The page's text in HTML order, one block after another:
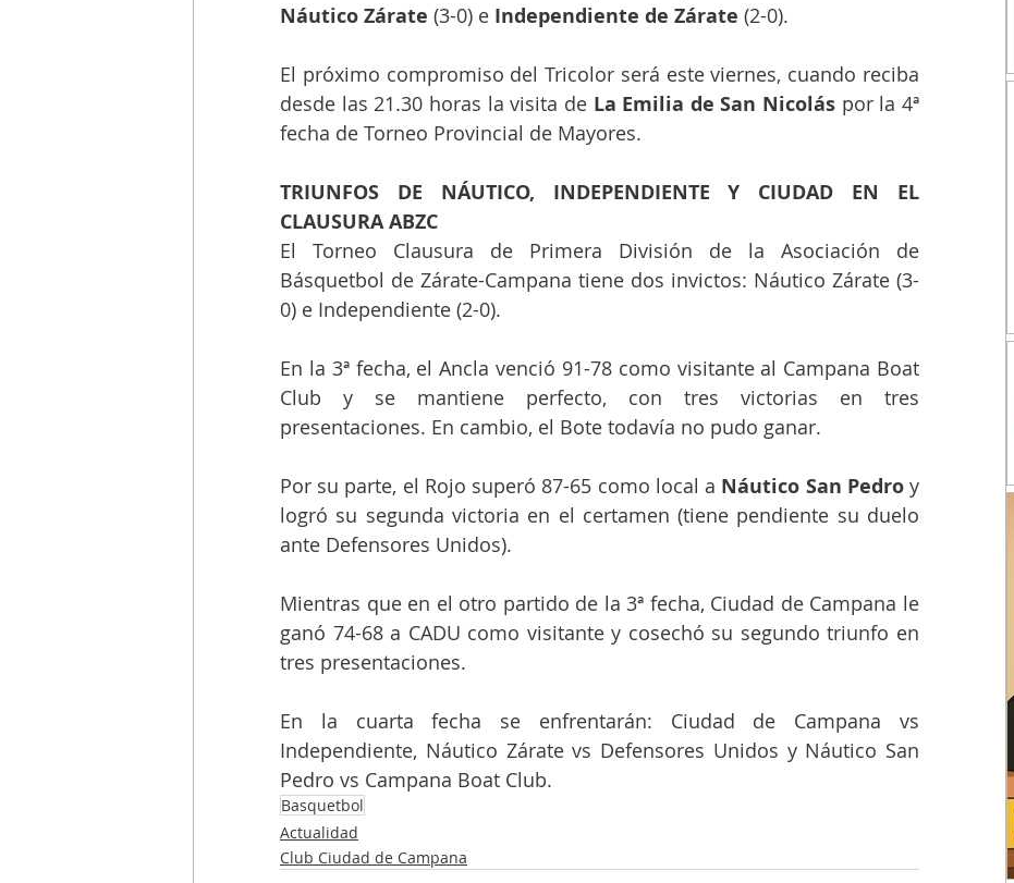
Náutico Zárate (3-0) e Independiente de Zárate (2-0).
El próximo compromiso del Tricolor será este viernes, cuando reciba
desde las 21.30 horas la visita de La Emilia de San Nicolás por la 4ª
fecha de Torneo Provincial de Mayores.
TRIUNFOS DE NÁUTICO, INDEPENDIENTE Y CIUDAD EN EL
CLAUSURA ABZC
El Torneo Clausura de Primera División de la Asociación de
Básquetbol de Zárate-Campana tiene dos invictos: Náutico Zárate (3-
0) e Independiente (2-0).
En la 3ª fecha, el Ancla venció 91-78 como visitante al Campana Boat
Club y se mantiene perfecto, con tres victorias en tres
presentaciones. En cambio, el Bote todavía no pudo ganar.
Por su parte, el Rojo superó 87-65 como local a Náutico San Pedro y
logró su segunda victoria en el certamen (tiene pendiente su duelo
ante Defensores Unidos).
Mientras que en el otro partido de la 3ª fecha, Ciudad de Campana le
ganó 74-68 a CADU como visitante y cosechó su segundo triunfo en
tres presentaciones.
En la cuarta fecha se enfrentarán: Ciudad de Campana vs
Independiente, Náutico Zárate vs Defensores Unidos y Náutico San
Pedro vs Campana Boat Club.
Basquetbol
Actualidad
Club Ciudad de Campana